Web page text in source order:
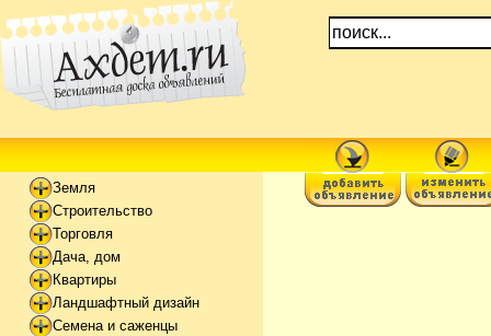
Земля
Строительство
Торговля
Дача, дом
Квартиры
Ландшафтный дизайн
Семена и саженцы